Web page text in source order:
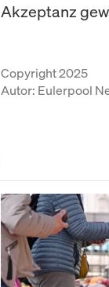
Akzeptanz
Copyright 2025
Autor: Eulerpool